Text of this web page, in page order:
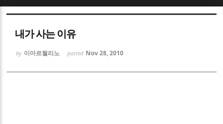
내가 사는 이유
by 이마르첼리노 posted Nov 28, 2010
Sketchbook5, 스케치북5
Sketchbook5, 스케치북5